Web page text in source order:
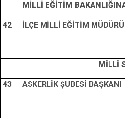
MİLLİ EĞİTİM
42 İLÇE MİLLİ EĞİTİM MÜDÜRÜ
MİLLİ
43 ASKERLİK ŞUBESİ BAŞKANI